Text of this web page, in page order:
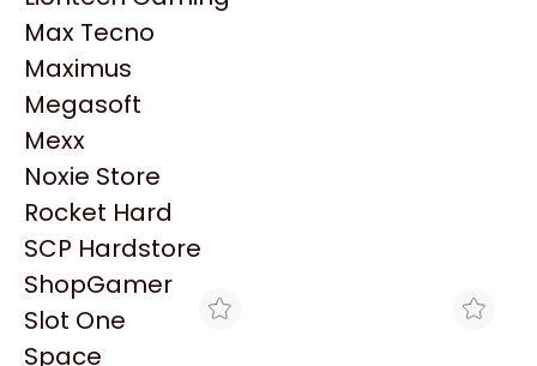
Logitech
MSI
NVIDIA GeForce
NZXT
PNY
Palit
Philips
PowerColor
Razer
Redragon
Max Tecno
Maximus
Megasoft
Mexx
Noxie Store
Rocket Hard
SCP Hardstore
ShopGamer
Slot One
Space
Productos
Similares
Explorá más productos similares